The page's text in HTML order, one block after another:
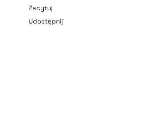
Zacytuj
Udostępnij